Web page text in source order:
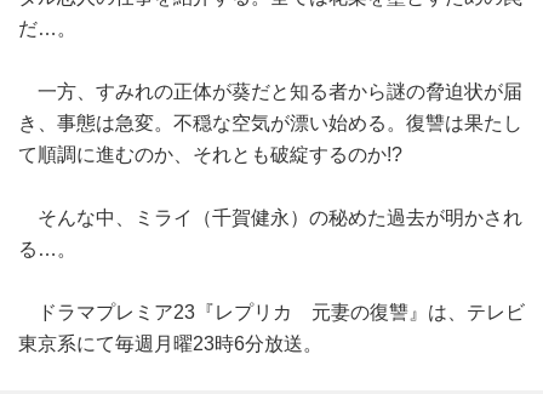
だ…。
一方、すみれの正体が葵だと知る者から謎の脅迫状が届
き、事態は急変。不穏な空気が漂い始める。復讐は果たし
て順調に進むのか、それとも破綻するのか!?
そんな中、ミライ（千賀健永）の秘めた過去が明かされ
る…。
ドラマプレミア23『レプリカ 元妻の復讐』は、テレビ
東京系にて毎週月曜23時6分放送。